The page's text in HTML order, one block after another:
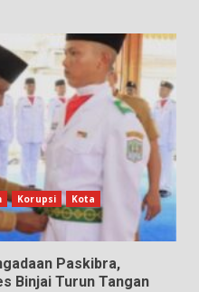
Korupsi
Kota
Paskibra,
Binjai Turun Tangan